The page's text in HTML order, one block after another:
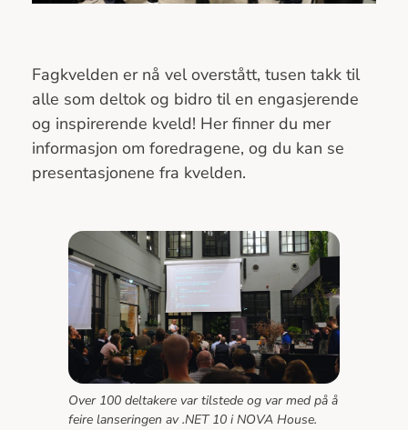
Fagkvelden er nå vel overstått, tusen takk til
alle som deltok og bidro til en engasjerende
og inspirerende kveld! Her finner du mer
informasjon om foredragene, og du kan se
presentasjonene fra kvelden.
Over 100 deltakere var tilstede og var med på å
feire lanseringen av .NET 10 i NOVA House.